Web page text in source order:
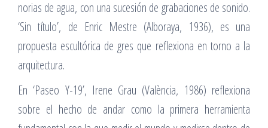
norias de agua, con una sucesión de grabaciones de sonido.
‘Sin título’, de Enric Mestre (Alboraya, 1936), es una
propuesta escultórica de gres que reflexiona en torno a la
arquitectura.
En ‘Paseo Y-19’, Irene Grau (València, 1986) reflexiona
sobre el hecho de andar como la primera herramienta